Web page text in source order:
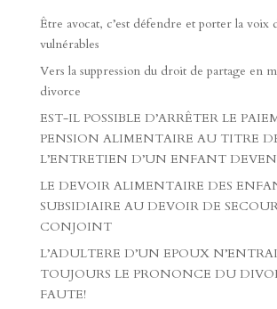
Être avocat, c’est défendre et porter la voix
vulnérables
Vers la suppression du droit de partage en
divorce
EST-IL POSSIBLE D’ARRÊTER LE
PENSION ALIMENTAIRE AU TITRE
L’ENTRETIEN D’UN ENFANT
LE DEVOIR ALIMENTAIRE DES
SUBSIDIAIRE AU DEVOIR DE
CONJOINT
L’ADULTERE D’UN EPOUX
TOUJOURS LE PRONONCE DU
FAUTE!